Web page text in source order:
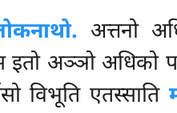
अत्तनो
इतो अञ्ञो अधिको
विभूति एतस्साति